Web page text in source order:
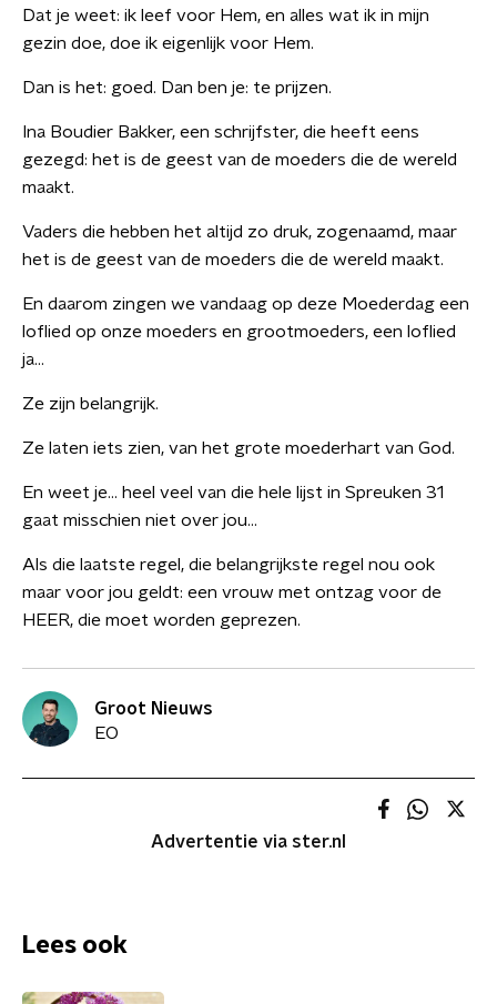
Dat je weet: ik leef voor Hem, en alles wat ik in mijn
gezin doe, doe ik eigenlijk voor Hem.
Dan is het: goed. Dan ben je: te prijzen.
Ina Boudier Bakker, een schrijfster, die heeft eens
gezegd: het is de geest van de moeders die de wereld
maakt.
Vaders die hebben het altijd zo druk, zogenaamd, maar
het is de geest van de moeders die de wereld maakt.
En daarom zingen we vandaag op deze Moederdag een
loflied op onze moeders en grootmoeders, een loflied
ja…
Ze zijn belangrijk.
Ze laten iets zien, van het grote moederhart van God.
En weet je… heel veel van die hele lijst in Spreuken 31
gaat misschien niet over jou…
Als die laatste regel, die belangrijkste regel nou ook
maar voor jou geldt: een vrouw met ontzag voor de
HEER, die moet worden geprezen.
Groot Nieuws
EO
Advertentie via ster.nl
Lees ook